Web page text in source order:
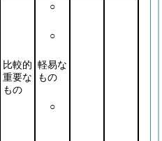
○
○
比較的
重要な
もの
軽易な
もの
○